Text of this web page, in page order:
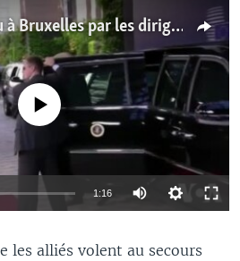
Donald Trump reçu à Bruxelles par les dirigeants de l'UE (vidéo)
currently available
1:16
les alliés volent au secours